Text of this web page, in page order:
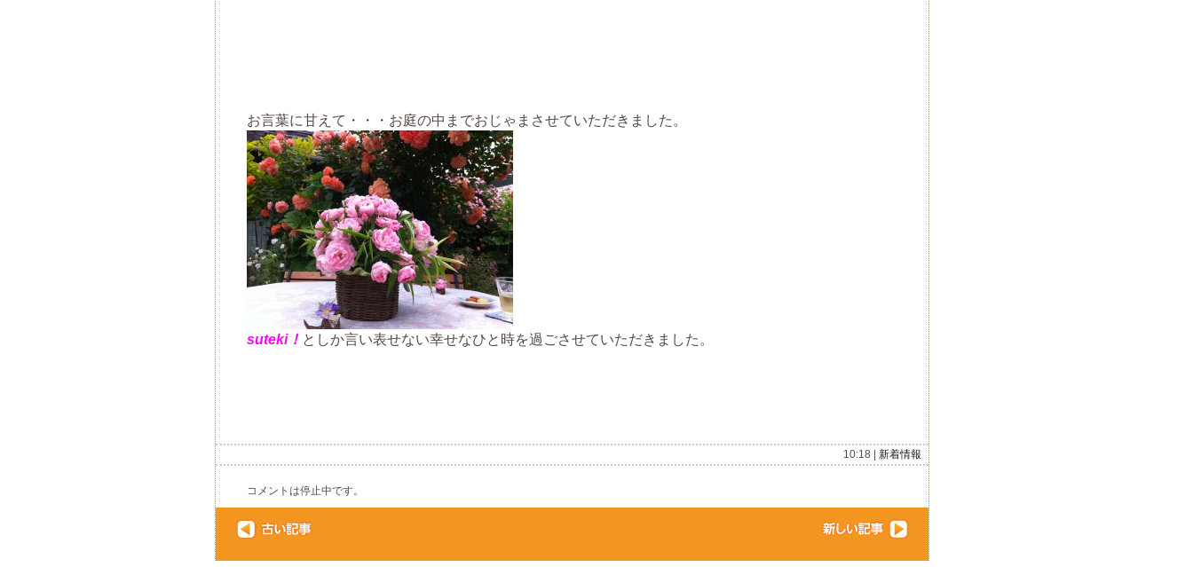
お言葉に甘えて・・・お庭の中までおじゃまさせていただきました。
suteki！ としか言い表せない幸せなひと時を過ごさせていただきました。
10:18 | 新着情報
コメントは停止中です。